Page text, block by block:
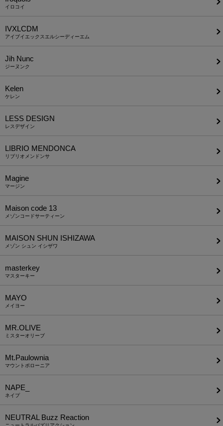
イロコイ
IVXLCDM
アイブイエックスエルシーディーエム
Jih Nunc
ジーヌンク
Kelen
ケレン
LESS DESIGN
レスデザイン
LIBRIO MENDONCA
リブリオメンドンサ
Magine
マージン
Maison code 13
メゾンコードサーティーン
MAISON SHUN ISHIZAWA
メゾン シュン イシザワ
masterkey
マスターキー
MAYO
メイヨー
MR.OLIVE
ミスターオリーブ
Mt.Paulownia
マウントポローニア
NAPE_
ネイプ
NEUTRAL Buzz Reaction